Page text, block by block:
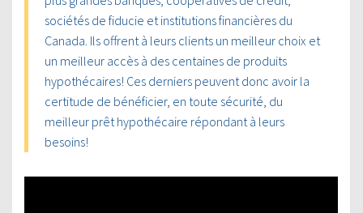
sociétés de fiducie et institutions financières du
Canada. Ils offrent à leurs clients un meilleur choix et
un meilleur accès à des centaines de produits
hypothécaires! Ces derniers peuvent donc avoir la
certitude de bénéficier, en toute sécurité, du
meilleur prêt hypothécaire répondant à leurs
besoins!